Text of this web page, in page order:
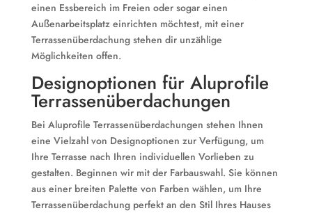
einen Essbereich im Freien oder sogar einen
Außenarbeitsplatz einrichten möchtest, mit einer
Terrassenüberdachung stehen dir unzählige
Möglichkeiten offen.
Designoptionen für Aluprofile
Terrassenüberdachungen
Bei Aluprofile Terrassenüberdachungen stehen Ihnen
eine Vielzahl von Designoptionen zur Verfügung, um
Ihre Terrasse nach Ihren individuellen Vorlieben zu
gestalten. Beginnen wir mit der Farbauswahl. Sie können
aus einer breiten Palette von Farben wählen, um Ihre
Terrassenüberdachung perfekt an den Stil Ihres Hauses